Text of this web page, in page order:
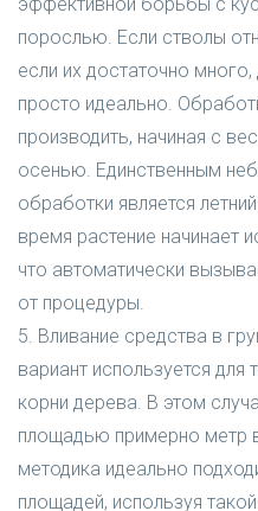
порослью. Если стволы
если их достаточно
просто идеально.
производить, начиная с
осенью. Единственным
обработки является
время растение начинает
что автоматически
от процедуры.
5. Вливание средства в
вариант используется для
корни дерева. В этом
площадью примерно метр
методика идеально
площадей, используя